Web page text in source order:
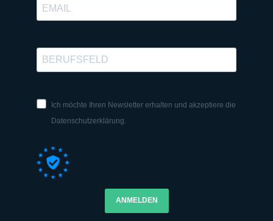
Ich möchte Ihren Newsletter erhalten und akzeptiere die
Datenschutzerklärung.
ANMELDEN